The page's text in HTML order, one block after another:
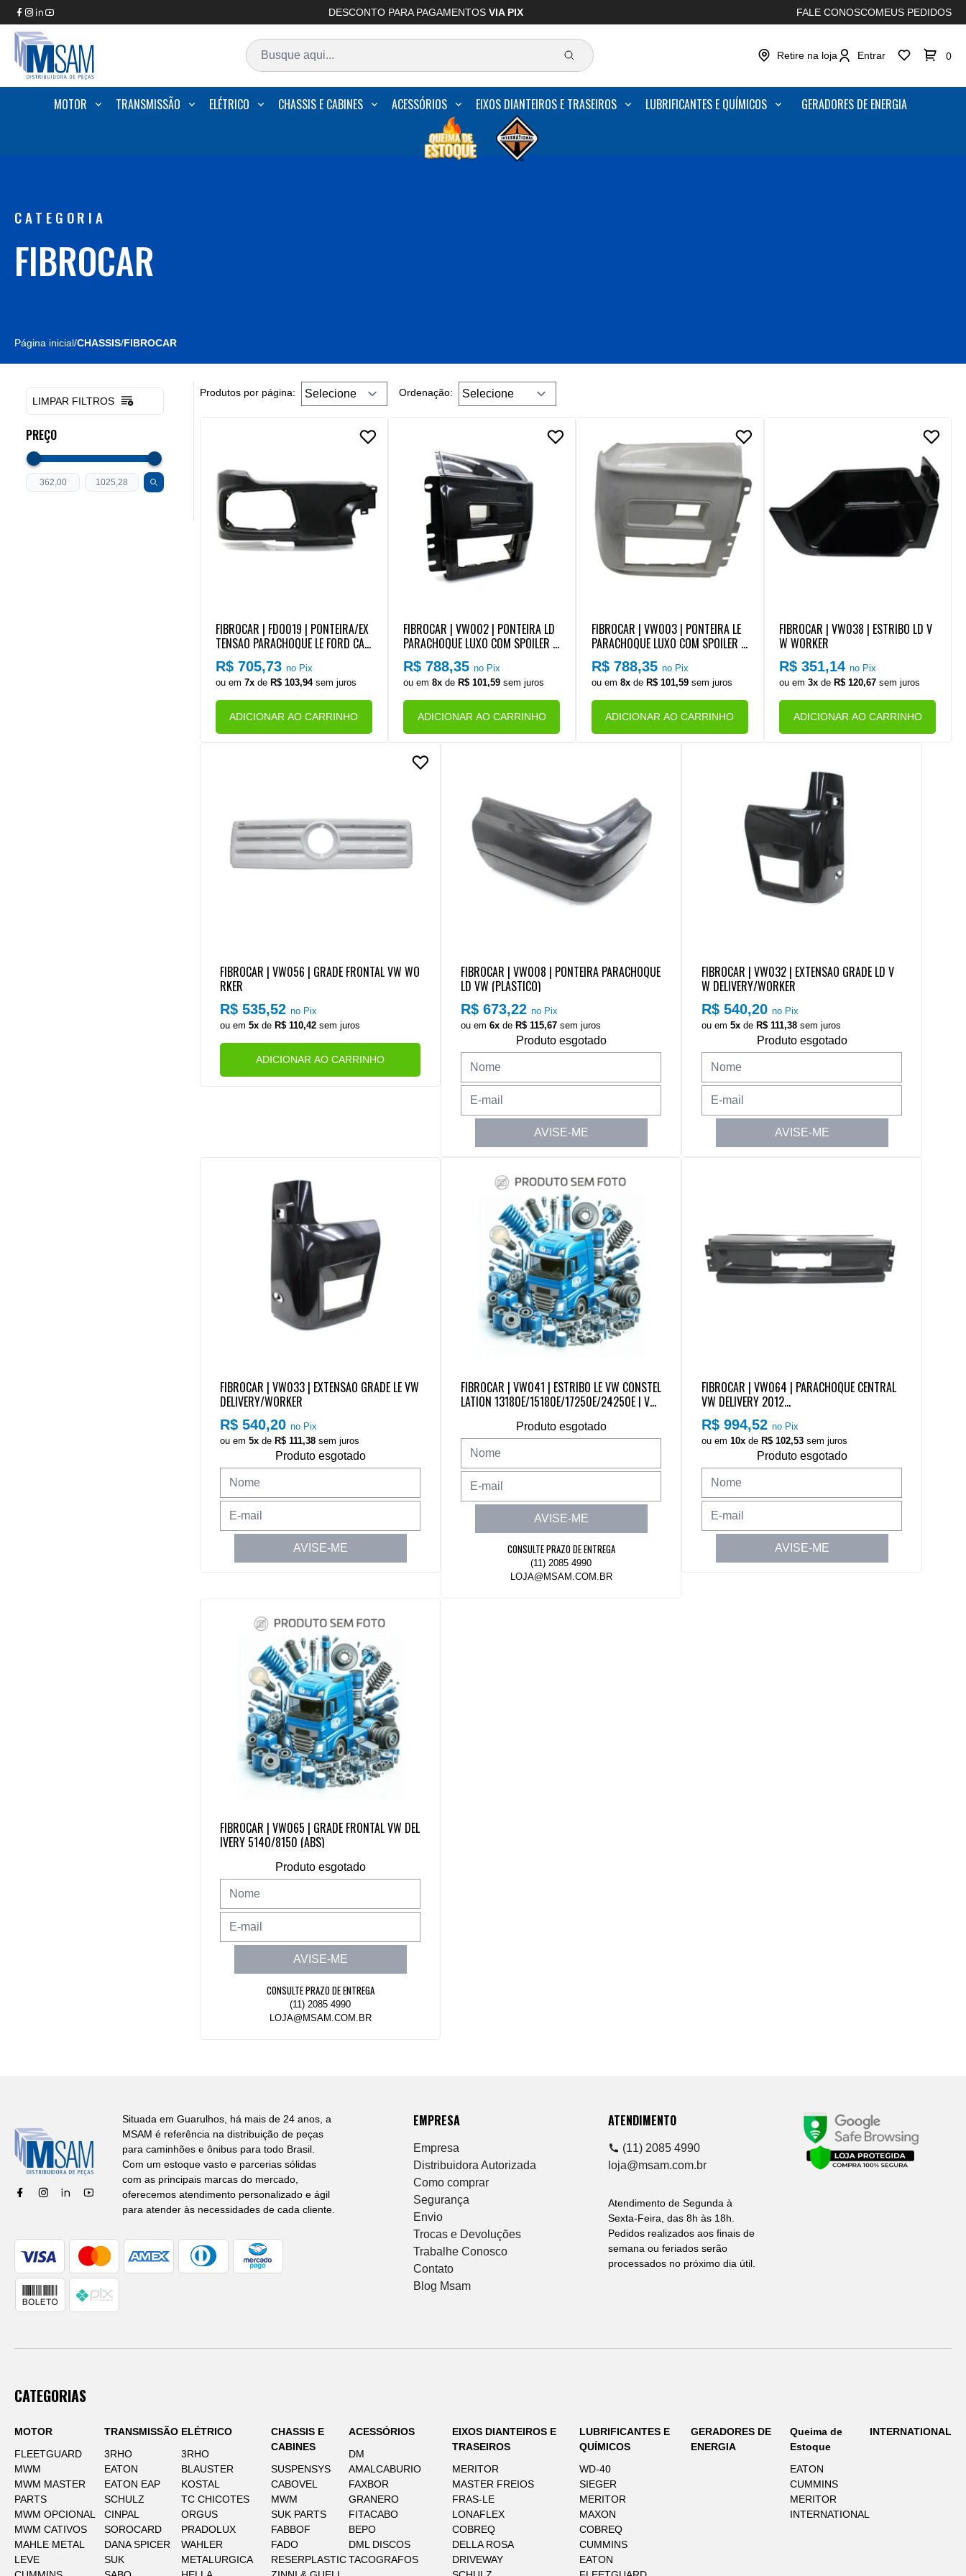
DESCONTO PARA PAGAMENTOS VIA PIX FALE CONOSCOMEUS PEDIDOS
Retire na loja Entrar 0
MOTOR TRANSMISSÃO ELÉTRICO CHASSIS E CABINES ACESSÓRIOS EIXOS DIANTEIROS E TRASEIROS LUBRIFICANTES E QUÍMICOS GERADORES DE ENERGIA
CATEGORIA
FIBROCAR
Página inicial/CHASSIS/FIBROCAR
LIMPAR FILTROS
PREÇO
Produtos por página: Ordenação:
FIBROCAR | FDO019 | PONTEIRA/EX
TENSAO PARACHOQUE LE FORD CAR
GO NOVO PANDA CANAVIEIRO (2011
..) (PLASTICO)
R$ 705,73 no Pix
ou em 7xde R$ 103,94sem juros
ADICIONAR AO CARRINHO
FIBROCAR | VW002 | PONTEIRA LD
PARACHOQUE LUXO COM SPOILER V
W WORKER
R$ 788,35no Pix
ou em8x de R$ 101,59 sem juros
ADICIONAR AO CARRINHO
FIBROCAR | VW003 | PONTEIRA LE
PARACHOQUE LUXO COM SPOILER V
W WORKER
R$ 788,35 no Pix
ou em 8xde R$ 101,59sem juros
ADICIONAR AO CARRINHO
FIBROCAR | VW038 | ESTRIBO LD V
W WORKER
R$ 351,14no Pix
ou em3x de R$ 120,67 sem juros
ADICIONAR AO CARRINHO
FIBROCAR | VW056 | GRADE FRONTAL VW WO
RKER
R$ 535,52 no Pix
ou em 5xde R$ 110,42sem juros
ADICIONAR AO CARRINHO
FIBROCAR | VW008 | PONTEIRA PARACHOQUE
LD VW (PLASTICO)
R$ 673,22 no Pix
ou em 6xde R$ 115,67sem juros
Produto esgotado
AVISE-ME
FIBROCAR | VW032 | EXTENSAO GRADE LD V
W DELIVERY/WORKER
R$ 540,20 no Pix
ou em 5xde R$ 111,38sem juros
Produto esgotado
AVISE-ME
FIBROCAR | VW033 | EXTENSAO GRADE LE VW
DELIVERY/WORKER
R$ 540,20 no Pix
ou em 5xde R$ 111,38sem juros
Produto esgotado
AVISE-ME
FIBROCAR | VW041 | ESTRIBO LE VW CONSTEL
LATION 13180E/15180E/17250E/24250E | VW
Produto esgotado
AVISE-ME
CONSULTE PRAZO DE ENTREGA
(11) 2085 4990
LOJA@MSAM.COM.BR
FIBROCAR | VW064 | PARACHOQUE CENTRAL
VW DELIVERY 2012...
R$ 994,52 no Pix
ou em 10xde R$ 102,53sem juros
Produto esgotado
AVISE-ME
FIBROCAR | VW065 | GRADE FRONTAL VW DEL
IVERY 5140/8150 (ABS)
Produto esgotado
AVISE-ME
CONSULTE PRAZO DE ENTREGA
(11) 2085 4990
LOJA@MSAM.COM.BR
Situada em Guarulhos, há mais de 24 anos, a
MSAM é referência na distribuição de peças
para caminhões e ônibus para todo Brasil.
Com um estoque vasto e parcerias sólidas
com as principais marcas do mercado,
oferecemos atendimento personalizado e ágil
para atender às necessidades de cada cliente.
EMPRESA
Empresa
Distribuidora Autorizada
Como comprar
Segurança
Envio
Trocas e Devoluções
Trabalhe Conosco
Contato
Blog Msam
ATENDIMENTO
(11) 2085 4990
loja@msam.com.br
Atendimento de Segunda à
Sexta-Feira, das 8h às 18h.
Pedidos realizados aos finais de
semana ou feriados serão
processados no próximo dia útil.
CATEGORIAS
MOTOR
FLEETGUARD
MWM
MWM MASTER
PARTS
MWM OPCIONAL
MWM CATIVOS
MAHLE METAL
LEVE
TRANSMISSÃO
3RHO
EATON
EATON EAP
SCHULZ
CINPAL
SOROCARD
DANA SPICER
SUK
ELÉTRICO
3RHO
BLAUSTER
KOSTAL
TC CHICOTES
ORGUS
PRADOLUX
WAHLER
METALURGICA
CHASSIS E
CABINES
SUSPENSYS
CABOVEL
MWM
SUK PARTS
FABBOF
FADO
RESERPLASTIC
ACESSÓRIOS
DM
AMALCABURIO
FAXBOR
GRANERO
FITACABO
BEPO
DML DISCOS
TACOGRAFOS
EIXOS DIANTEIROS E
TRASEIROS
MERITOR
MASTER FREIOS
FRAS-LE
LONAFLEX
COBREQ
DELLA ROSA
DRIVEWAY
LUBRIFICANTES E
QUÍMICOS
WD-40
SIEGER
MERITOR
MAXON
COBREQ
CUMMINS
EATON
GERADORES DE
ENERGIA
Queima de
Estoque
EATON
CUMMINS
MERITOR
INTERNATIONAL
INTERNATIONAL